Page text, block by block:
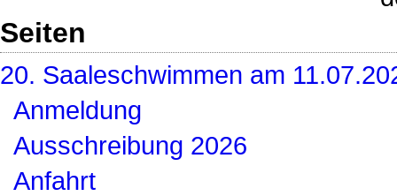
Seiten
20. Saaleschwimmen am
Anmeldung
Ausschreibung 2026
Anfahrt